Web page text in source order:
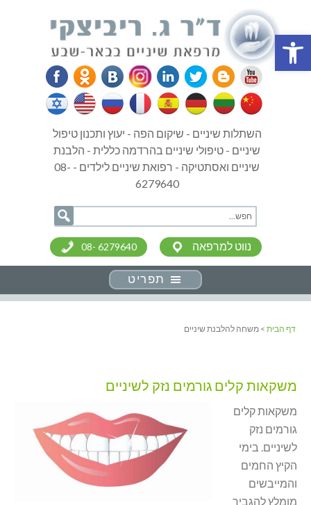
פתח סרגל נגישות
השתלות שיניים - שיקום הפה - יעוץ ותכנון טיפול
שיניים - טיפולי שיניים בהרדמה כללית - הלבנת
שיניים ואסתטיקה - רפואת שיניים לילדים - 08-
6279640
08- 6279640 נווט למרפאה
תפריט
דף הבית > משחה להלבנת שיניים
משקאות קלים גורמים נזק לשיניים
משקאות קלים
גורמים נזק
לשיניים. בימי
הקיץ החמים
והמייבשים
מומלץ להגביר